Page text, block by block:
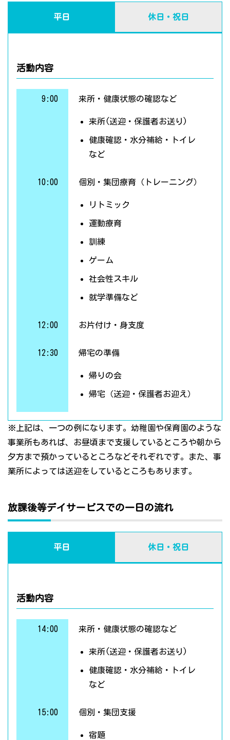
平日 休日・祝日
活動内容
9:00 来所・健康状態の確認など
来所(送迎・保護者お送り)
健康確認・水分補給・トイレ
など
10:00 個別・集団療育（トレーニング）
リトミック
運動療育
訓練
ゲーム
社会性スキル
就学準備など
12:00 お片付け・身支度
12:30 帰宅の準備
帰りの会
帰宅（送迎・保護者お迎え）
※上記は、一つの例になります。幼稚園や保育園のような
事業所もあれば、お昼頃まで支援しているところや朝から
夕方まで預かっているところなどそれぞれです。また、事
業所によっては送迎をしているところもあります。
放課後等デイサービスでの一日の流れ
平日 休日・祝日
活動内容
14:00 来所・健康状態の確認など
来所(送迎・保護者お送り)
健康確認・水分補給・トイレ
など
15:00 個別・集団支援
宿題